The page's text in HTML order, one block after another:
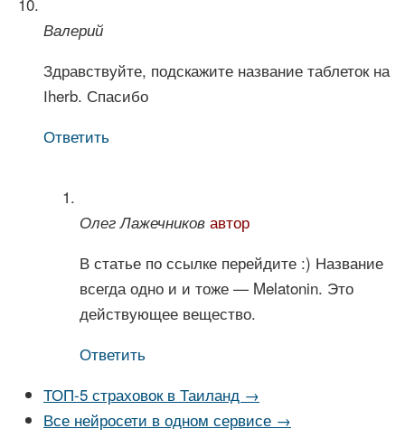
Валерий
Здравствуйте, подскажите название таблеток на
Іherb. Спасибо
Ответить
Олег Лажечников автор
В статье по ссылке перейдите :) Название
всегда одно и и тоже — Melatonin. Это
действующее вещество.
Ответить
ТОП-5 страховок в Таиланд →
Все нейросети в одном сервисе →